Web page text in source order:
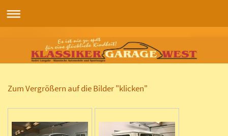
Zum Vergrößern auf die Bilder "klicken"